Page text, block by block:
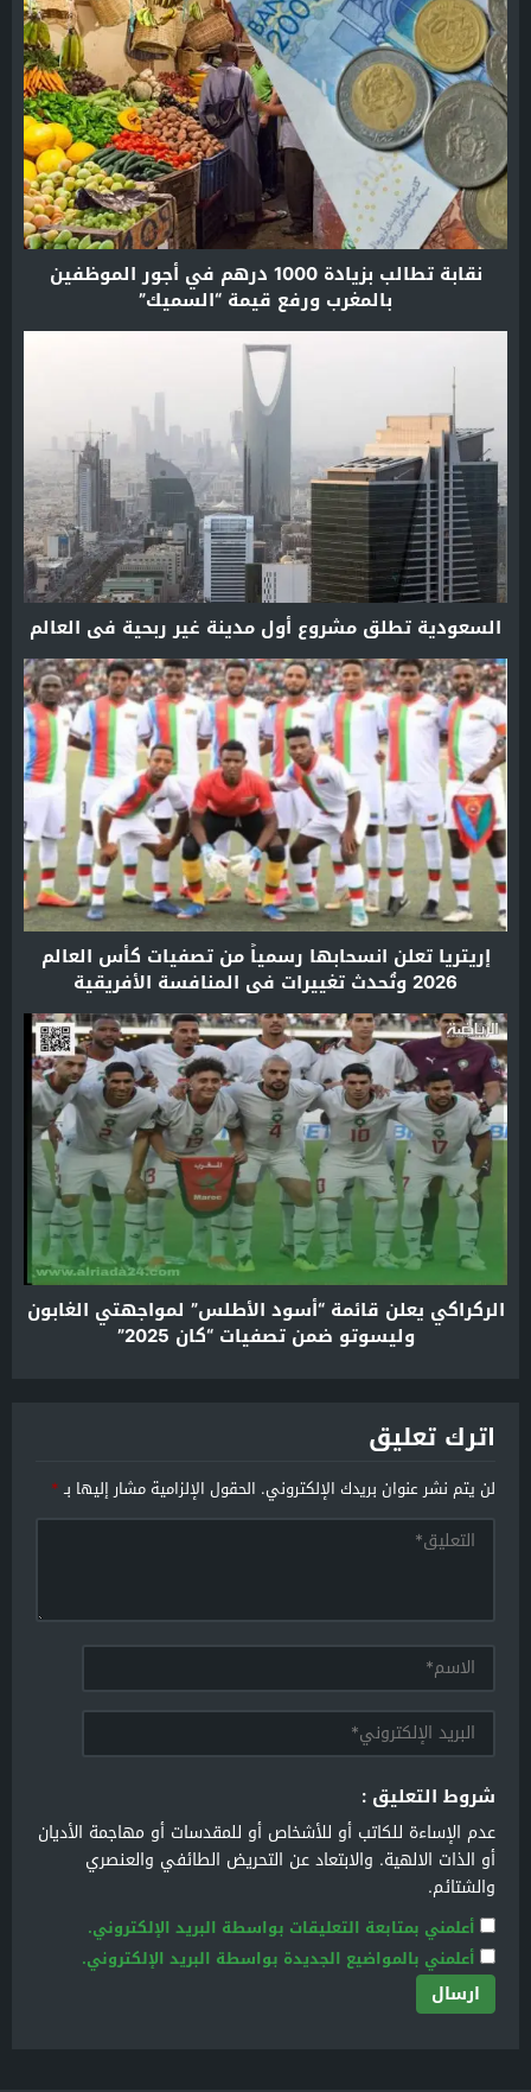
نقابة تطالب بزيادة 1000 درهم في أجور الموظفين
بالمغرب ورفع قيمة “السميك”
السعودية تطلق مشروع أول مدينة غير ربحية في العالم
إريتريا تعلن انسحابها رسمياً من تصفيات كأس العالم
2026 وتُحدث تغييرات في المنافسة الأفريقية
الركراكي يعلن قائمة “أسود الأطلس” لمواجهتي الغابون
وليسوتو ضمن تصفيات “كان 2025”
اترك تعليق
لن يتم نشر عنوان بريدك الإلكتروني. الحقول الإلزامية مشار إليها بـ*
شروط التعليق :
عدم الإساءة للكاتب أو للأشخاص أو للمقدسات أو مهاجمة الأديان
أو الذات الالهية. والابتعاد عن التحريض الطائفي والعنصري
والشتائم.
أعلمني بمتابعة التعليقات بواسطة البريد الإلكتروني.
أعلمني بالمواضيع الجديدة بواسطة البريد الإلكتروني.